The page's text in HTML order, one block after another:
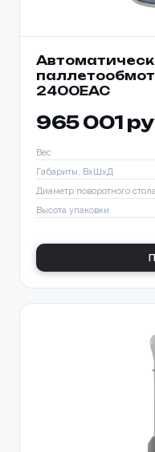
2400ЕАС
965 001
Вес
Габариты, ВхШхД
Диаметр поворотного стола
Высота упаковки